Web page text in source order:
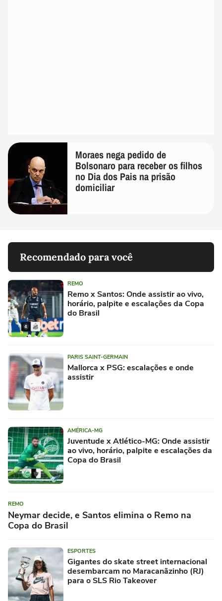
Moraes nega pedido de
Bolsonaro para receber os filhos
no Dia dos Pais na prisão
domiciliar
Recomendado para você
REMO
Remo x Santos: Onde assistir ao vivo,
horário, palpite e escalações da Copa
do Brasil
PARIS SAINT-GERMAIN
Mallorca x PSG: escalações e onde
assistir
AMÉRICA-MG
Juventude x Atlético-MG: Onde assistir
ao vivo, horário, palpite e escalações da
Copa do Brasil
REMO
Neymar decide, e Santos elimina o Remo na
Copa do Brasil
ESPORTES
Gigantes do skate street internacional
desembarcam no Maracanãzinho (RJ)
para o SLS Rio Takeover